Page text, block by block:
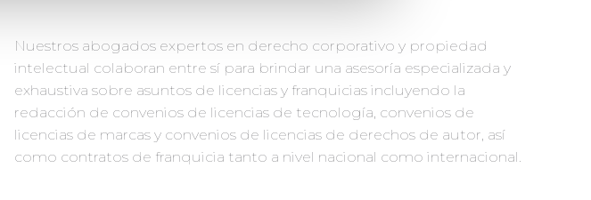
Nuestros abogados expertos en derecho corporativo y propiedad
intelectual colaboran entre sí para brindar una asesoría especializada y
exhaustiva sobre asuntos de licencias y franquicias incluyendo la
redacción de convenios de licencias de tecnología, convenios de
licencias de marcas y convenios de licencias de derechos de autor, así
como contratos de franquicia tanto a nivel nacional como internacional.